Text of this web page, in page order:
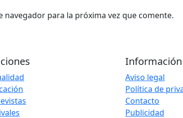
para la próxima vez que comente.
Información
Aviso legal
Política de
Contacto
Publicidad